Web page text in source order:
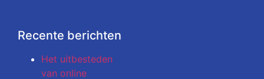
Recente berichten
Het uitbesteden
van online